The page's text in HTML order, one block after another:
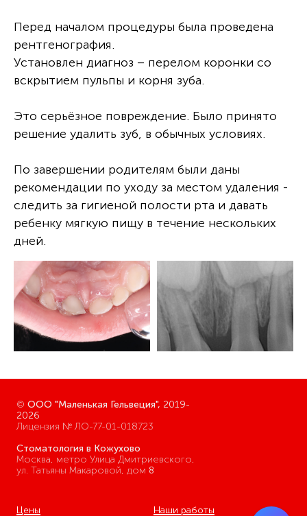
Перед началом процедуры была проведена
рентгенография.
Установлен диагноз – перелом коронки со
вскрытием пульпы и корня зуба.
Это серьёзное повреждение. Было принято
решение удалить зуб, в обычных условиях.
По завершении родителям были даны
рекомендации по уходу за местом удаления -
следить за гигиеной полости рта и давать
ребенку мягкую пищу в течение нескольких
дней.
© ООО "Маленькая Гельвеция", 2019-
2026
Лицензия № ЛО-77-01-018723
Стоматология в Кожухово
Москва, метро Улица Дмитриевского,
ул. Татьяны Макаровой, дом 8
Цены Наши работы